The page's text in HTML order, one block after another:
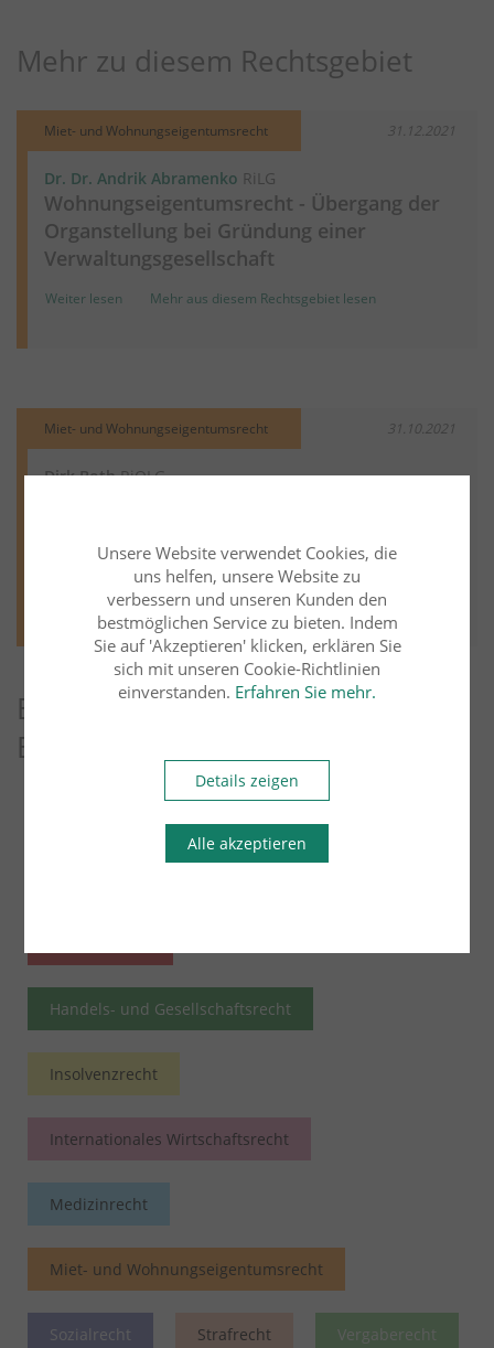
Mehr zu diesem Rechtsgebiet
Miet- und Wohnungseigentumsrecht 31.12.2021
Dr. Dr. Andrik Abramenko RiLG
Wohnungseigentumsrecht - Übergang der
Organstellung bei Gründung einer
Verwaltungsgesellschaft
Weiter lesen Mehr aus diesem Rechtsgebiet lesen
Miet- und Wohnungseigentumsrecht 31.10.2021
Dirk BothRiOLG
fristgerechter Abrechnung
Weiter lesen Mehr aus diesem Rechtsgebiet lesen
Entdecken Sie weitere Blog-
Beiträge
Handels- und Gesellschaftsrecht
Insolvenzrecht
Internationales Wirtschaftsrecht
Medizinrecht
Miet- und Wohnungseigentumsrecht
Sozialrecht Strafrecht Vergaberecht
Unsere Website verwendet Cookies, die
uns helfen, unsere Website zu
verbessern und unseren Kunden den
bestmöglichen Service zu bieten. Indem
Sie auf 'Akzeptieren' klicken, erklären Sie
sich mit unseren Cookie-Richtlinien
einverstanden. Erfahren Sie mehr.
Details zeigen
Alle akzeptieren